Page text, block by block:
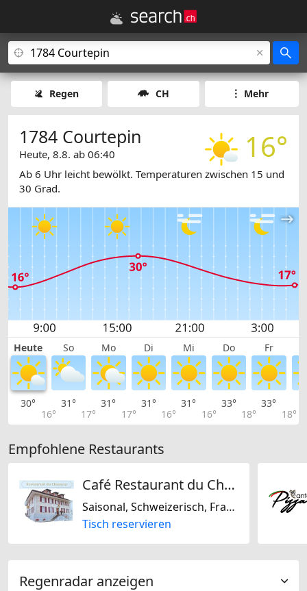
Regen CH Mehr
16°
1784 Courtepin
Heute, 8.8. ab 06:40
Ab 6 Uhr leicht bewölkt. Temperaturen zwischen 15 und
30 Grad.
Heute So Mo Di Mi Do Fr
30°
16°
31°
17°
31°
17°
31°
16°
31°
16°
33°
18°
33°
18°
Empfohlene Restaurants
Café Restaurant du Chasseur
Saisonal, Schweizerisch, Französisch, Regional
Tisch reservieren
Regenradar anzeigen